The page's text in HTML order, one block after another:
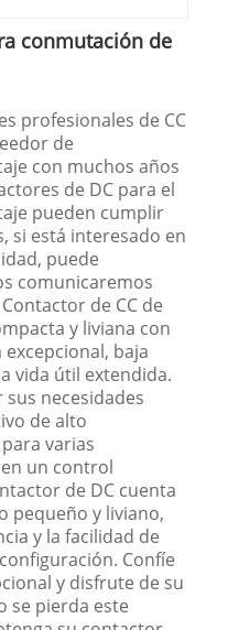
conmutación de
profesionales de CC
de
con muchos años
de DC para el
pueden cumplir
si está interesado en
puede
comunicaremos
de CC de
y liviana con
baja
vida útil extendida.
necesidades
de alto
varias
un control
de DC cuenta
pequeño y liviano,
y la facilidad de
Confíe
y disfrute de su
se pierda este